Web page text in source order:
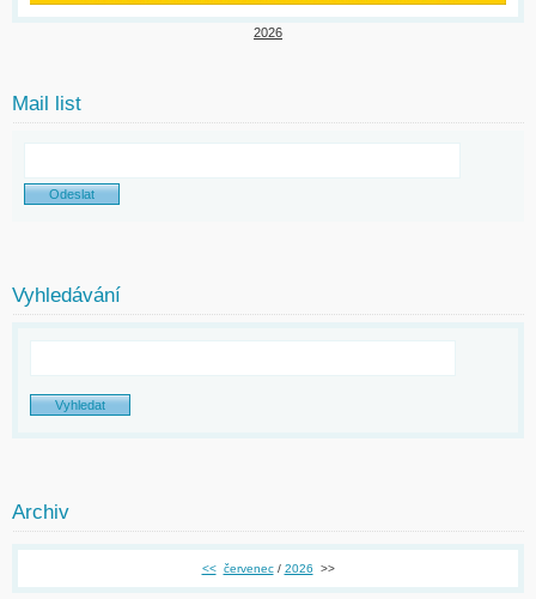
2026
Mail list
Vyhledávání
Archiv
<< červenec/ 2026 >>